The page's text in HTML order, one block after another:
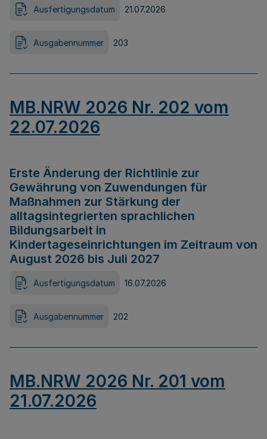
Ausfertigungsdatum 21.07.2026
Ausgabennummer 203
MB.NRW 2026 Nr. 202 vom
22.07.2026
Erste Änderung der Richtlinie zur
Gewährung von Zuwendungen für
Maßnahmen zur Stärkung der
alltagsintegrierten sprachlichen
Bildungsarbeit in
Kindertageseinrichtungen im Zeitraum von
August 2026 bis Juli 2027
Ausfertigungsdatum 16.07.2026
Ausgabennummer 202
MB.NRW 2026 Nr. 201 vom
21.07.2026